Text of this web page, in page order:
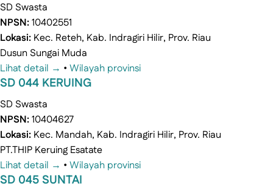
SD Swasta
NPSN:10402551
Lokasi: Kec. Reteh, Kab. Indragiri Hilir, Prov. Riau
Dusun Sungai Muda
Lihat detail → • Wilayah provinsi
SD 044 KERUING
SD Swasta
NPSN:10404627
Lokasi: Kec. Mandah, Kab. Indragiri Hilir, Prov. Riau
PT.THIP Keruing Esatate
Lihat detail → • Wilayah provinsi
SD 045 SUNTAI